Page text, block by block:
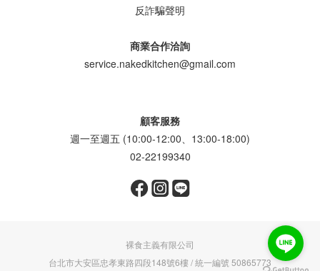
反詐騙聲明
商業合作洽詢
service.nakedkitchen@gmail.com
顧客服務
週一至週五 (10:00-12:00、13:00-18:00)
02-22199340
裸食主義有限公司
台北市大安區忠孝東路四段148號6樓 / 統一編號 50865773